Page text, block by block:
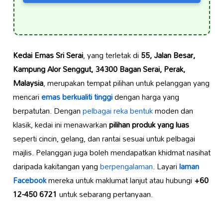
Kedai Emas Sri Serai, yang terletak di55, Jalan Besar,
Kampung Alor Senggut, 34300 Bagan Serai, Perak,
Malaysia, merupakan tempat pilihan untuk pelanggan yang
mencariemas berkualiti tinggidengan harga yang
berpatutan. Denganpelbagai reka bentukmoden dan
klasik, kedai ini menawarkanpilihan produk yang luas
seperti cincin, gelang, dan rantai sesuai untuk pelbagai
majlis. Pelanggan juga boleh mendapatkan khidmat nasihat
daripada kakitangan yangberpengalaman. Layarilaman
Facebookmereka untuk maklumat lanjut atau hubungi+60
12-450 6721 untuk sebarang pertanyaan.